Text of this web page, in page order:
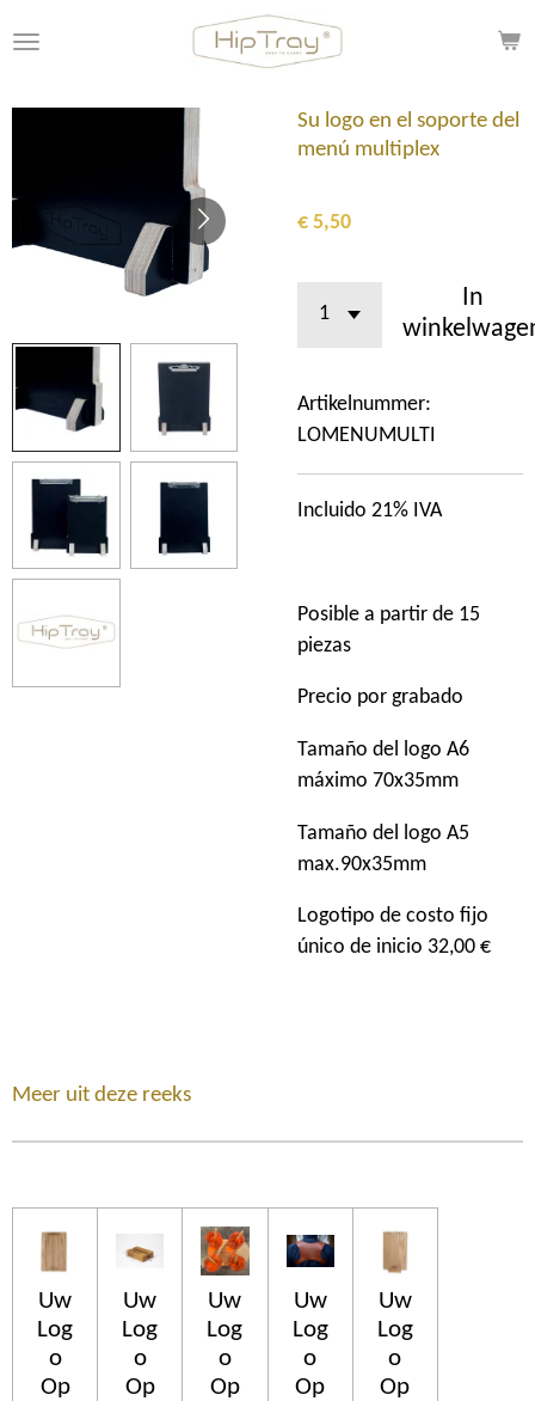
direct
Su logo en el soporte del
menú multiplex
€ 5,50
In
Artikelnummer:
LOMENUMULTI
Incluido 21% IVA
Posible a partir de 15
piezas
Precio por grabado
Tamaño del logo A6
máximo 70x35mm
Tamaño del logo A5
max.90x35mm
Logotipo de costo fijo
único de inicio 32,00 €
Meer uit deze reeks
Uw
Log
o
Op
Uw
Log
o
Op
Uw
Log
o
Op
Uw
Log
o
Op
Uw
Log
o
Op